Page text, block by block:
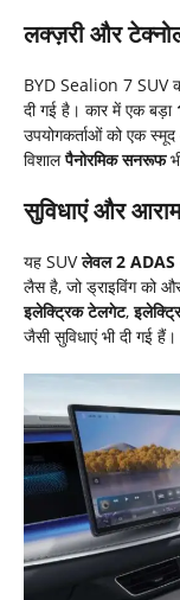
लक्ज़री और
BYD Sealion 7 SUV
दी गई है। कार में एक बड़ा
उपयोगकर्ताओं को एक
विशालपैनोरमिक सनरूफ
सुविधाएं और
यह SUVलेवल 2 ADAS
लैस है, जो ड्राइविंग को
इलेक्ट्रिक टेलगेट,
जैसी सुविधाएं भी दी गई हैं।